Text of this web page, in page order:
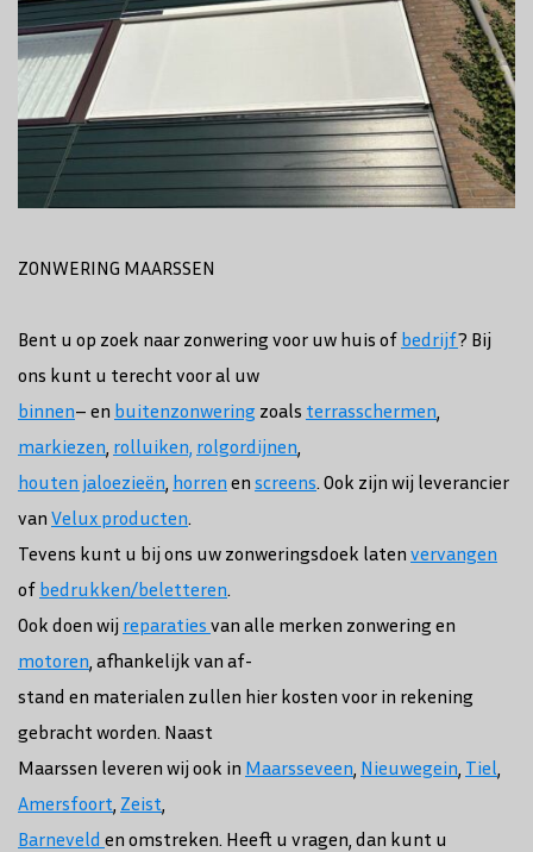
ZONWERING MAARSSEN
Bent u op zoek naar zonwering voor uw huis of bedrijf? Bij
ons kunt u terecht voor al uw
binnen– en buitenzonwering zoals terrasschermen
markiezen rolluiken, rolgordijnen
houten jaloezieën horren en screens. Ook zijn wij leverancier
van Velux producten.
Tevens kunt u bij ons uw zonweringsdoek laten vervangen
of bedrukken/beletteren.
Ook doen wij reparaties van alle merken zonwering en
motoren , afhankelijk van af-
stand en materialen zullen hier kosten voor in rekening
gebracht worden. Naast
Maarssen leveren wij ook in Maarsseveen Nieuwegein Tiel
Amersfoort Zeist
Barneveld en omstreken. Heeft u vragen, dan kunt u